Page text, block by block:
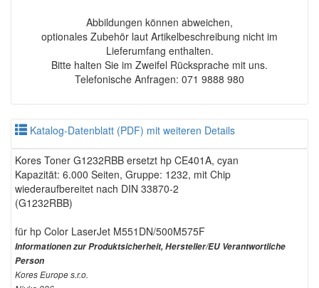
Abbildungen können abweichen,
optionales Zubehör laut Artikelbeschreibung nicht im
Lieferumfang enthalten.
Bitte halten Sie im Zweifel Rücksprache mit uns.
Telefonische Anfragen: 071 9888 980
Katalog-Datenblatt (PDF) mit weiteren Details
Kores Toner G1232RBB ersetzt hp CE401A, cyan
Kapazität: 6.000 Seiten, Gruppe: 1232, mit Chip
wiederaufbereitet nach DIN 33870-2
(G1232RBB)
für hp Color LaserJet M551DN/500M575F
Informationen zur Produktsicherheit, Hersteller/EU Verantwortliche
Person
Kores Europe s.r.o.